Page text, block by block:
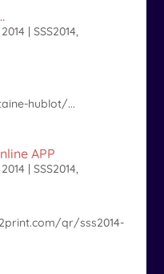
| SSS2014,
hublot/...
APP
| SSS2014,
qr/sss2014-